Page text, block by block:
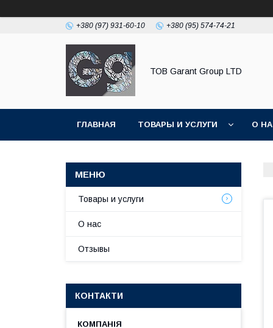
+380 (97) 931-60-10 +380 (95) 574-74-21
ТОВ Garant Group LTD
ГЛАВНАЯ ТОВАРЫ И УСЛУГИ О
Товары и услуги
О нас
Отзывы
КОНТАКТИ